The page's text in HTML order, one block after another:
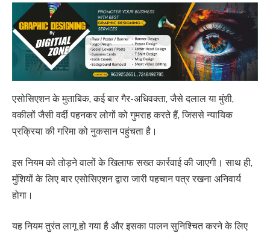
एसोसिएशन के मुताबिक, कई बार गैर-अधिवक्ता, जैसे दलाल या मुंशी,
वकीलों जैसी वर्दी पहनकर लोगों को गुमराह करते हैं, जिससे न्यायिक
प्रक्रिया की गरिमा को नुकसान पहुंचता है।
इस नियम को तोड़ने वालों के खिलाफ सख्त कार्रवाई की जाएगी। साथ ही,
मुंशियों के लिए बार एसोसिएशन द्वारा जारी पहचान पत्र रखना अनिवार्य
होगा।
यह नियम तुरंत लागू हो गया है और इसका पालन सुनिश्चित करने के लिए